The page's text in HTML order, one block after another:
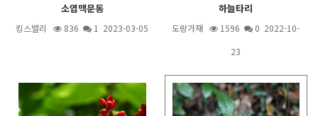
소엽맥문동
킹스밸리 836 1 2023-03-05
하늘타리
도랑가재 1596
0 2022-10-
23